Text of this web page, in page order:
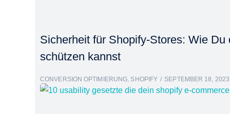
Sicherheit für Shopify-Stores: Wie
schützen kannst
CONVERSION OPTIMIERUNG, SHOPIFY SEPTEMBER 18, 2023